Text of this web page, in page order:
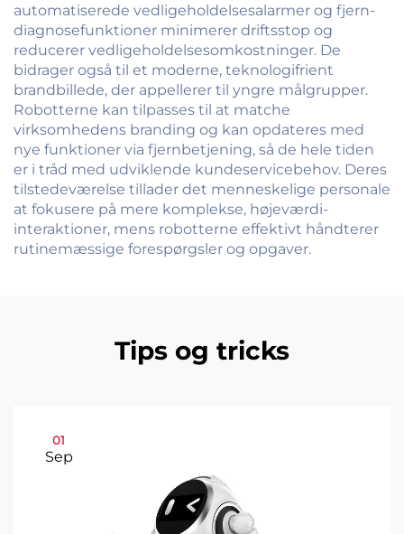
automatiserede vedligeholdelsesalarmer og fjern-
diagnosefunktioner minimerer driftsstop og
reducerer vedligeholdelsesomkostninger. De
bidrager også til et moderne, teknologifrient
brandbillede, der appellerer til yngre målgrupper.
Robotterne kan tilpasses til at matche
virksomhedens branding og kan opdateres med
nye funktioner via fjernbetjening, så de hele tiden
er i tråd med udviklende kundeservicebehov. Deres
tilstedeværelse tillader det menneskelige personale
at fokusere på mere komplekse, højeværdi-
interaktioner, mens robotterne effektivt håndterer
rutinemæssige forespørgsler og opgaver.
Tips og tricks
01
Sep